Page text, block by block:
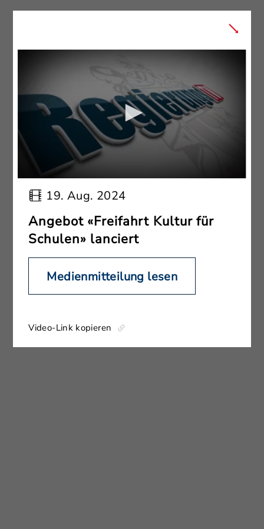
19. Aug. 2024
Angebot «Freifahrt Kultur für
Schulen» lanciert
Medienmitteilung lesen
Video-Link kopieren